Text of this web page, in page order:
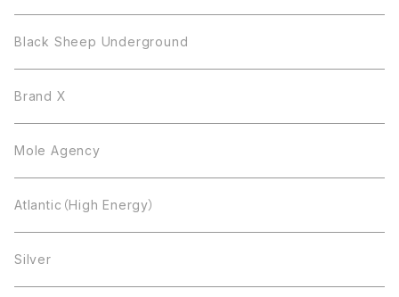
Black Sheep Underground
Brand X
Mole Agency
Atlantic（High Energy）
Silver